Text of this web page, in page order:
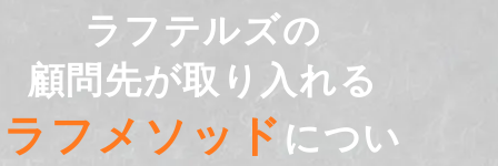
ラフテルズの
顧問先が取り入れる
ラフメソッド につい